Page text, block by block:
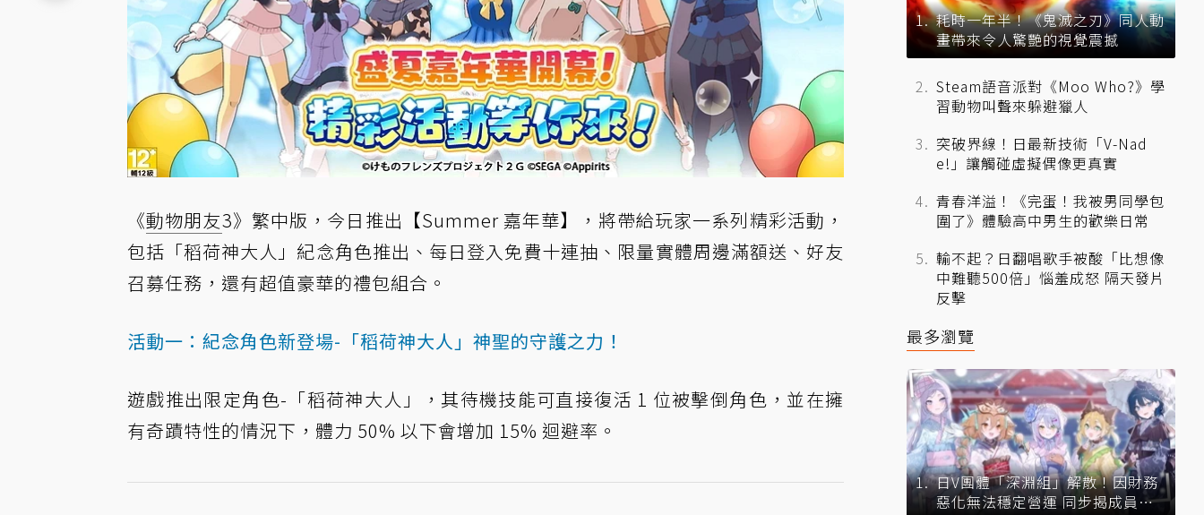
《動物朋友3》繁中版，今日推出【Summer 嘉年華】，將帶給玩家一系列精彩活動，
包括「稻荷神大人」紀念角色推出、每日登入免費十連抽、限量實體周邊滿額送、好友
召募任務，還有超值豪華的禮包組合。
活動一：紀念角色新登場-「稻荷神大人」神聖的守護之力！
遊戲推出限定角色-「稻荷神大人」，其待機技能可直接復活 1 位被擊倒角色，並在擁
有奇蹟特性的情況下，體力 50% 以下會增加 15% 迴避率。
耗時一年半！《鬼滅之刃》同人動
畫帶來令人驚艷的視覺震撼
Steam語音派對《Moo Who?》學
習動物叫聲來躲避獵人
突破界線！日最新技術「V-Nad
e!」讓觸碰虛擬偶像更真實
青春洋溢！《完蛋！我被男同學包
圍了》體驗高中男生的歡樂日常
輸不起？日翻唱歌手被酸「比想像
中難聽500倍」惱羞成怒 隔天發片
反擊
最多瀏覽
日V團體「深淵組」解散！因財務
惡化無法穩定營運 同步揭成員未